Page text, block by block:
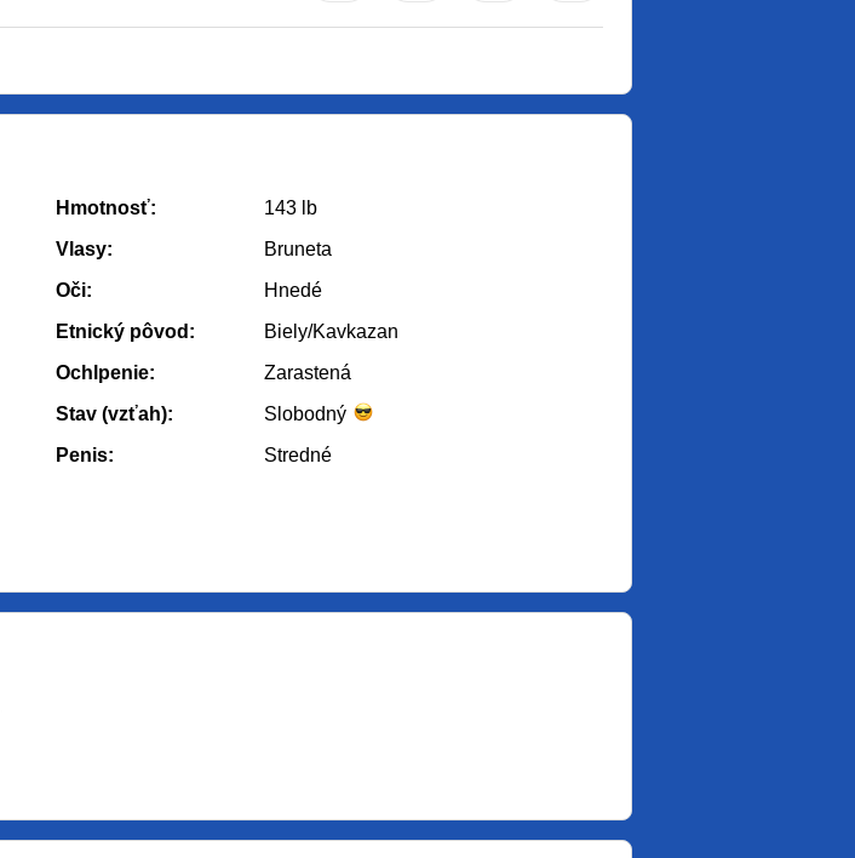
Hmotnosť:
143 lb
Vlasy:
Bruneta
Oči:
Hnedé
Etnický pôvod:
Biely/Kavkazan
Ochlpenie:
Zarastená
Stav (vzťah):
Slobodný
Penis:
Stredné